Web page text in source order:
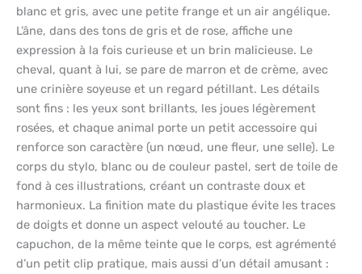
blanc et gris, avec une petite frange et un air angélique.
L’âne, dans des tons de gris et de rose, affiche une
expression à la fois curieuse et un brin malicieuse. Le
cheval, quant à lui, se pare de marron et de crème, avec
une crinière soyeuse et un regard pétillant. Les détails
sont fins : les yeux sont brillants, les joues légèrement
rosées, et chaque animal porte un petit accessoire qui
renforce son caractère (un nœud, une fleur, une selle). Le
corps du stylo, blanc ou de couleur pastel, sert de toile de
fond à ces illustrations, créant un contraste doux et
harmonieux. La finition mate du plastique évite les traces
de doigts et donne un aspect velouté au toucher. Le
capuchon, de la même teinte que le corps, est agrémenté
d’un petit clip pratique, mais aussi d’un détail amusant :